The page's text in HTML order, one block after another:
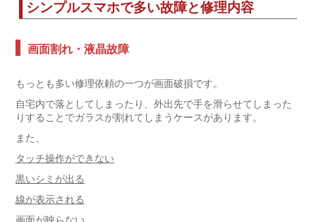
シンプルスマホで多い故障と修理内容
画面割れ・液晶故障
もっとも多い修理依頼の一つが画面破損です。
自宅内で落としてしまったり、外出先で手を滑らせてしまった
りすることでガラスが割れてしまうケースがあります。
また、
タッチ操作ができない
黒いシミが出る
線が表示される